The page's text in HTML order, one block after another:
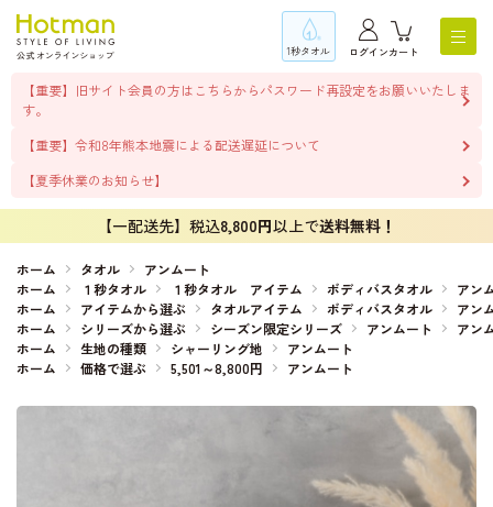
1秒タオル ログインカート
【重要】旧サイト会員の方はこちらからパスワード再設定をお願いいたしま
す。
【重要】令和8年熊本地震による配送遅延について
【夏季休業のお知らせ】
【一配送先】税込8,800円以上で送料無料！
ホーム タオル
アンムート
ホーム
１秒タオル １秒タオル アイテム ボディバスタオル
アン
ホーム
アイテムから選ぶ タオルアイテム ボディバスタオル
アン
ホーム
シリーズから選ぶ シーズン限定シリーズ アンムート
アン
ホーム
生地の種類 シャーリング地
アンムート
ホーム
価格で選ぶ 5,501～8,800円 アンムート